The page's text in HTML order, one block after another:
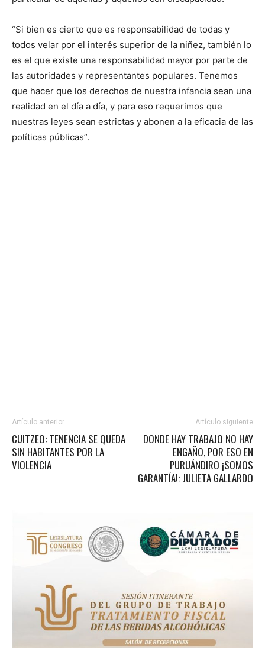
“Si bien es cierto que es responsabilidad de todas y
todos velar por el interés superior de la niñez, también lo
es el que existe una responsabilidad mayor por parte de
las autoridades y representantes populares. Tenemos
que hacer que los derechos de nuestra infancia sean una
realidad en el día a día, y para eso requerimos que
nuestras leyes sean estrictas y abonen a la eficacia de las
políticas públicas”.
Artículo anterior
CUITZEO: TENENCIA SE QUEDA
SIN HABITANTES POR LA
VIOLENCIA
Artículo siguiente
DONDE HAY TRABAJO NO HAY
ENGAÑO, POR ESO EN
PURUÁNDIRO ¡SOMOS
GARANTÍA!: JULIETA GALLARDO